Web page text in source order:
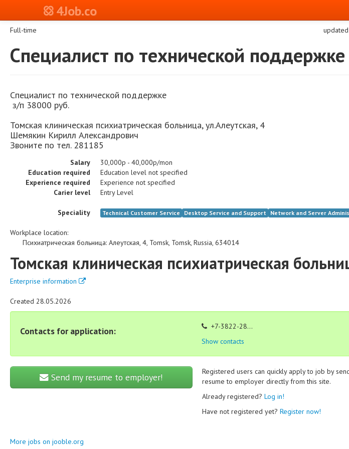
4Job.co
Full-time
Специалист по технической поддержке
Специалист по технической поддержке
з/п 38000 руб.
Томская клиническая психиатрическая больница, ул.Алеутская, 4
Шемякин Кирилл Александрович
Звоните по тел. 281185
Salary
30,000р - 40,000р/mon
Education required
Education level not specified
Experience required
Experience not specified
Carier level
Entry Level
Speciality Technical Customer Service Desktop Service and Support Network and Server
Workplace location:
Психиатрическая больница: Алеутская, 4, Tomsk, Tomsk, Russia, 634014
Томская клиническая психиатрическая
Enterprise information
Created 28.05.2026
Contacts for application:
+7-3822-28...
Show contacts
Send my resume to employer!
Registered users can quickly apply to job by
resume to employer directly from this site.
Already registered? Log in!
Have not registered yet? Register now!
More jobs on jooble.org